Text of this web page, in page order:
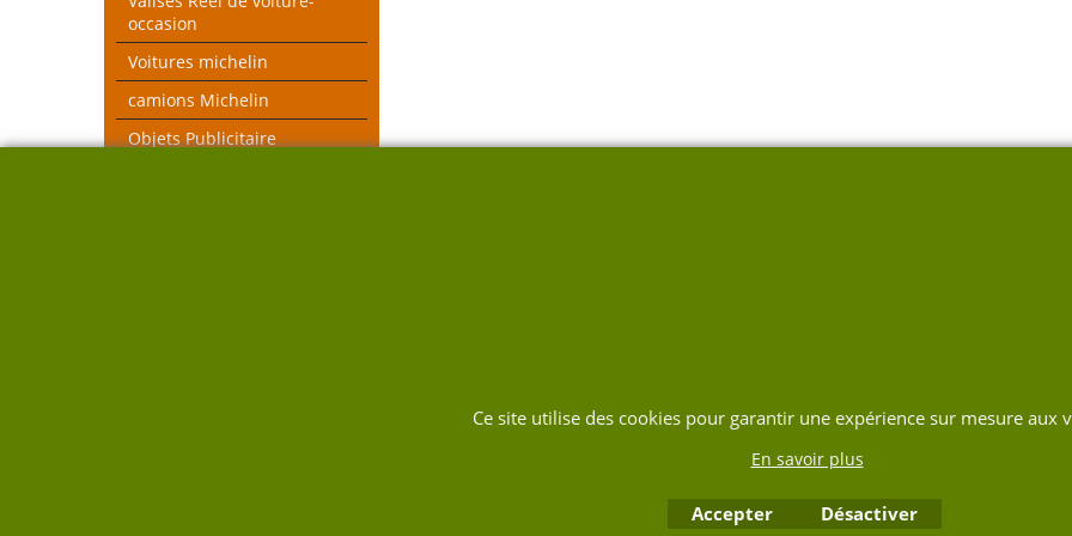
occasion
Voitures michelin
camions Michelin
Objets Publicitaire
Ce site utilise des cookies pour garantir une expérience sur mesure aux
En savoir plus
Accepter Désactiver